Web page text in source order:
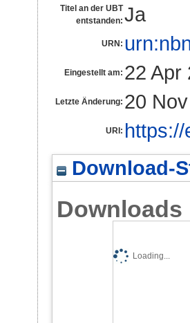
Titel an der UBT
entstanden: Ja
URN:
Eingestellt am: 22 Apr
Letzte Änderung: 20
URI:
Download-
Downloads
Loading...